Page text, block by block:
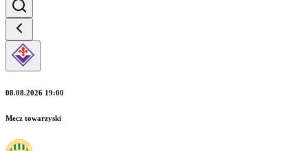
08.08.2026 19:00
Mecz towarzyski